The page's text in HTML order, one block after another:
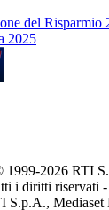
del Risparmio
2025
1999-2026 RTI
i diritti riservati
S.p.A., Mediaset